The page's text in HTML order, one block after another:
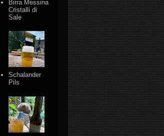
Birra Messina
Cristalli di
Sale
Schalander
Pils